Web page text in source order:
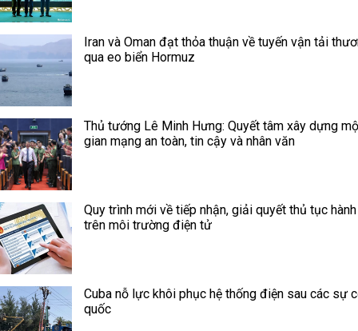
Iran và Oman đạt thỏa thuận về tuyến vận tải
qua eo biển Hormuz
Thủ tướng Lê Minh Hưng: Quyết tâm xây dựng
gian mạng an toàn, tin cậy và nhân văn
Quy trình mới về tiếp nhận, giải quyết thủ tục
trên môi trường điện tử
Cuba nỗ lực khôi phục hệ thống điện sau các sự
quốc